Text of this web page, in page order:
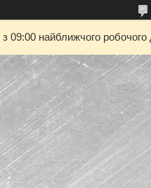
09:00 найближчого робочого